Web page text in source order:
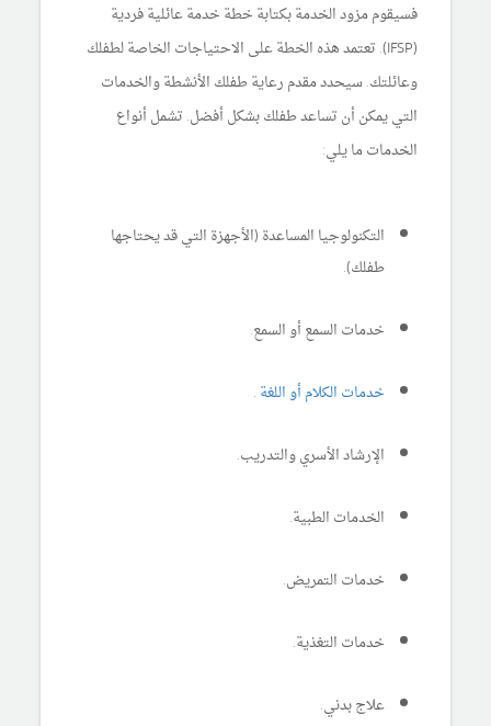
فسيقوم مزود الخدمة بكتابة خطة خدمة عائلية فردية
(IFSP). تعتمد هذه الخطة على الاحتياجات الخاصة لطفلك
وعائلتك. سيحدد مقدم رعاية طفلك الأنشطة والخدمات
التي يمكن أن تساعد طفلك بشكل أفضل. تشمل أنواع
الخدمات ما يلي:
التكنولوجيا المساعدة (الأجهزة التي قد يحتاجها
طفلك).
خدمات السمع أو السمع.
خدمات الكلام أو اللغة .
الإرشاد الأسري والتدريب.
الخدمات الطبية.
خدمات التمريض.
خدمات التغذية.
علاج بدني.